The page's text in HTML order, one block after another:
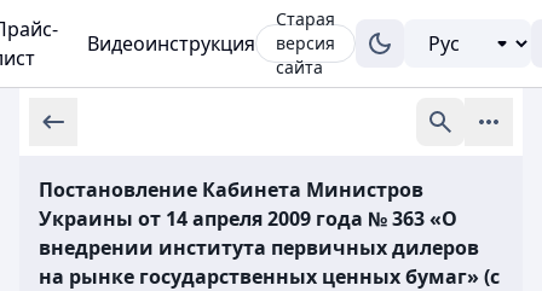
Видеоинструкция
Старая
версия
сайта
Постановление Кабинета Министров
Украины от 14 апреля 2009 года № 363 «О
внедрении института первичных дилеров
на рынке государственных ценных бумаг» (с